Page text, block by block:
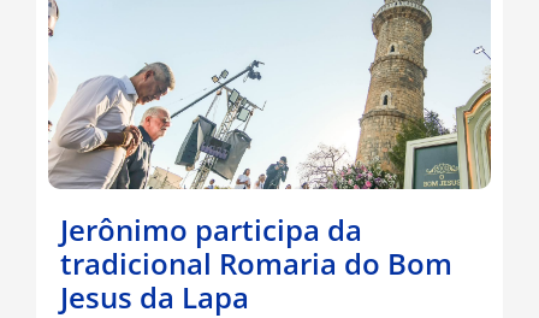
Jerônimo participa da
tradicional Romaria do Bom
Jesus da Lapa